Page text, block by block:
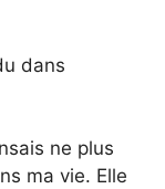
dans
ne plus
ma vie. Elle